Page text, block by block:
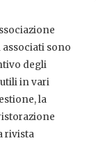
sono
degli
in vari
la
rivista